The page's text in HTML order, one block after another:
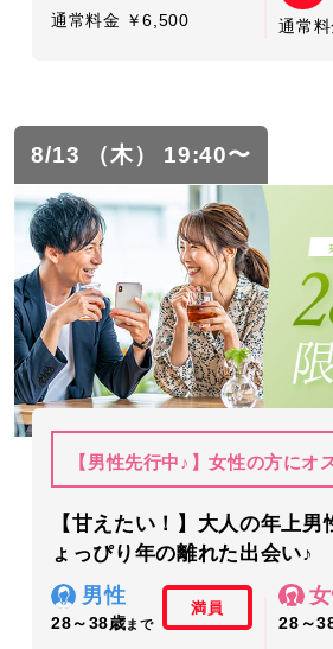
通常料金 ￥6,500 通常
8/13 （木） 19:40〜
【男性先行中♪】女性の方にオ
【甘えたい！】大人の年上男
ょっぴり年の離れた出会い♪
男性
28～38歳まで
満員
28～